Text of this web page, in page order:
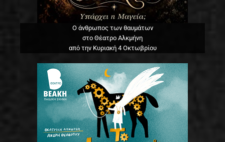
Ο άνθρωπος των θαυμάτων
στο Θέατρο Αλκμήνη
από την Κυριακή 4 Οκτωβρίου